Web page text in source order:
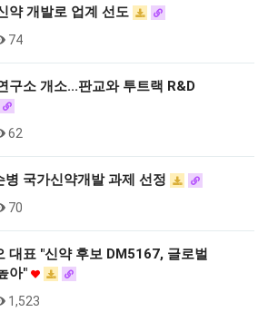
약 개발로 업계 선도
74
구소 개소...판교와 투트랙 R&D
62
병 국가신약개발 과제 선정
70
대표 "신약 후보 DM5167, 글로벌
아"
1,523